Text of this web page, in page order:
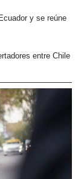
y se reúne
entre Chile